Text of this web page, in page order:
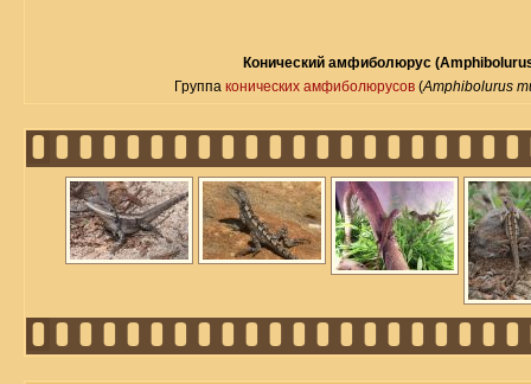
Конический амфиболюрус
Группаконических амфиболюрусов (Amphibolurus